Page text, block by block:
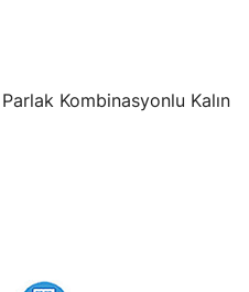
Kombinasyonlu Kalın